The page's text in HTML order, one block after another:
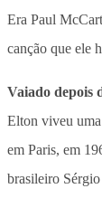
Era Paul
canção que ele
Vaiado depois
Elton viveu uma
em Paris, em
brasileiro